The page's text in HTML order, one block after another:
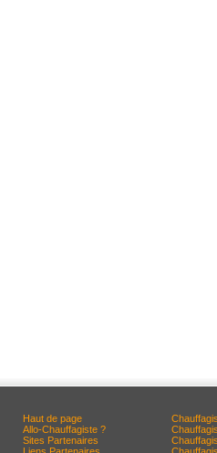
Haut de page
Allo-Chauffagiste ?
Sites Partenaires